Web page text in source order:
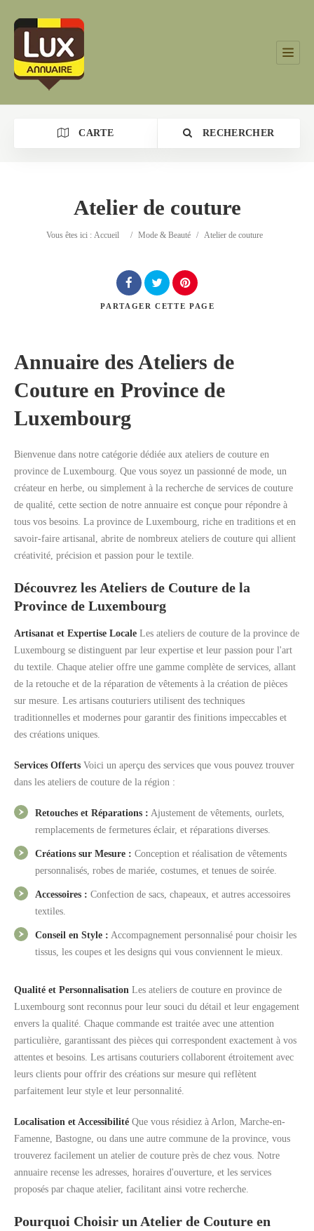
CARTE RECHERCHER
Catégorie
Rechercher
Atelier de couture
Vous êtes ici : Accueil / Mode & Beauté / Atelier de couture
PARTAGER CETTE PAGE
Annuaire des Ateliers de
Couture en Province de
Luxembourg
Bienvenue dans notre catégorie dédiée aux ateliers de couture en
province de Luxembourg. Que vous soyez un passionné de mode, un
créateur en herbe, ou simplement à la recherche de services de couture
de qualité, cette section de notre annuaire est conçue pour répondre à
tous vos besoins. La province de Luxembourg, riche en traditions et en
savoir-faire artisanal, abrite de nombreux ateliers de couture qui allient
créativité, précision et passion pour le textile.
Découvrez les Ateliers de Couture de la
Province de Luxembourg
Artisanat et Expertise Locale Les ateliers de couture de la province de
Luxembourg se distinguent par leur expertise et leur passion pour l'art
du textile. Chaque atelier offre une gamme complète de services, allant
de la retouche et de la réparation de vêtements à la création de pièces
sur mesure. Les artisans couturiers utilisent des techniques
traditionnelles et modernes pour garantir des finitions impeccables et
des créations uniques.
Services Offerts Voici un aperçu des services que vous pouvez trouver
dans les ateliers de couture de la région :
Retouches et Réparations : Ajustement de vêtements, ourlets,
remplacements de fermetures éclair, et réparations diverses.
Créations sur Mesure : Conception et réalisation de vêtements
personnalisés, robes de mariée, costumes, et tenues de soirée.
Accessoires : Confection de sacs, chapeaux, et autres accessoires
textiles.
Conseil en Style : Accompagnement personnalisé pour choisir les
tissus, les coupes et les designs qui vous conviennent le mieux.
Qualité et Personnalisation Les ateliers de couture en province de
Luxembourg sont reconnus pour leur souci du détail et leur engagement
envers la qualité. Chaque commande est traitée avec une attention
particulière, garantissant des pièces qui correspondent exactement à vos
attentes et besoins. Les artisans couturiers collaborent étroitement avec
leurs clients pour offrir des créations sur mesure qui reflètent
parfaitement leur style et leur personnalité.
Localisation et Accessibilité Que vous résidiez à Arlon, Marche-en-
Famenne, Bastogne, ou dans une autre commune de la province, vous
trouverez facilement un atelier de couture près de chez vous. Notre
annuaire recense les adresses, horaires d'ouverture, et les services
proposés par chaque atelier, facilitant ainsi votre recherche.
Pourquoi Choisir un Atelier de Couture en